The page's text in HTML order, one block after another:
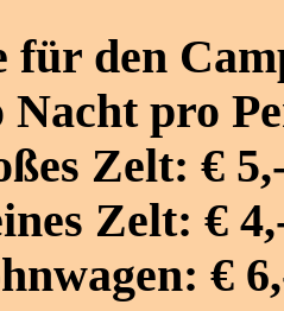
für den
Nacht pro
Zelt: €
Zelt: €
€